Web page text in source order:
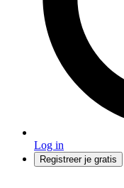
Log in
Registreer je gratis